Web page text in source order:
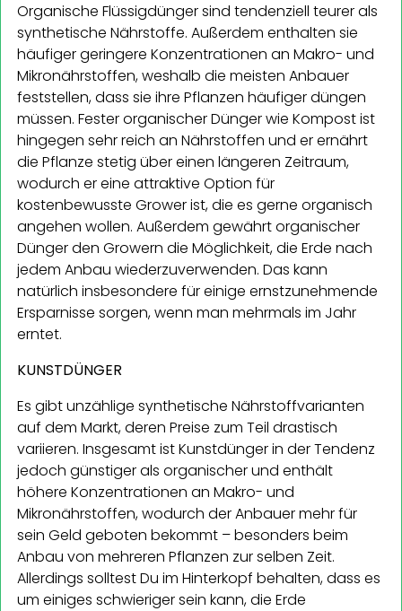
Organische Flüssigdünger sind tendenziell teurer als
synthetische Nährstoffe. Außerdem enthalten sie
häufiger geringere Konzentrationen an Makro- und
Mikronährstoffen, weshalb die meisten Anbauer
feststellen, dass sie ihre Pflanzen häufiger düngen
müssen. Fester organischer Dünger wie Kompost ist
hingegen sehr reich an Nährstoffen und er ernährt
die Pflanze stetig über einen längeren Zeitraum,
wodurch er eine attraktive Option für
kostenbewusste Grower ist, die es gerne organisch
angehen wollen. Außerdem gewährt organischer
Dünger den Growern die Möglichkeit, die Erde nach
jedem Anbau wiederzuverwenden. Das kann
natürlich insbesondere für einige ernstzunehmende
Ersparnisse sorgen, wenn man mehrmals im Jahr
erntet.
KUNSTDÜNGER
Es gibt unzählige synthetische Nährstoffvarianten
auf dem Markt, deren Preise zum Teil drastisch
variieren. Insgesamt ist Kunstdünger in der Tendenz
jedoch günstiger als organischer und enthält
höhere Konzentrationen an Makro- und
Mikronährstoffen, wodurch der Anbauer mehr für
sein Geld geboten bekommt – besonders beim
Anbau von mehreren Pflanzen zur selben Zeit.
Allerdings solltest Du im Hinterkopf behalten, dass es
um einiges schwieriger sein kann, die Erde